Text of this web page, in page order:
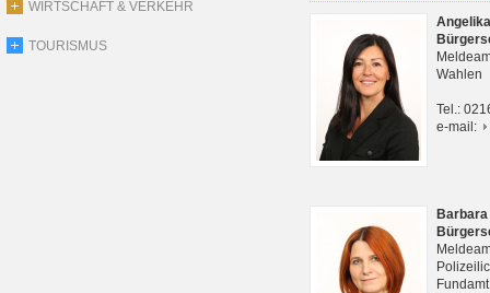
WIRTSCHAFT & VERKEHR
TOURISMUS
Wahlen
Tel.:
e-mail: